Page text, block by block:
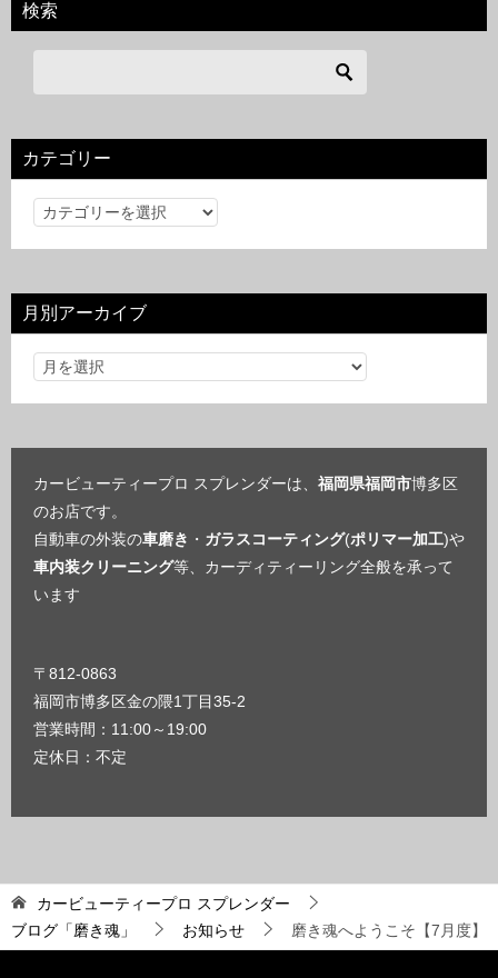
検索
カテゴリー
カ
リ
ー
月別アーカイブ
カービューティープロ スプレンダーは、 福岡県福岡市博多区
のお店です。
自動車の外装の車磨き ・ ガラスコーティング(ポリマー加工)や
車内装クリーニング等、カーディティーリング全般を承って
います
〒812-0863
福岡市博多区金の隈1丁目35-2
営業時間：11:00～19:00
定休日：不定
カービューティープロ スプレンダー
ブログ「磨き魂」
お知らせ 磨き魂へようこそ【7月度】